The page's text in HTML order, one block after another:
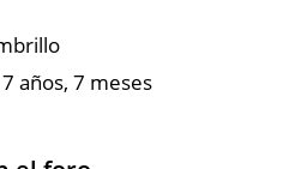
años, 7 meses